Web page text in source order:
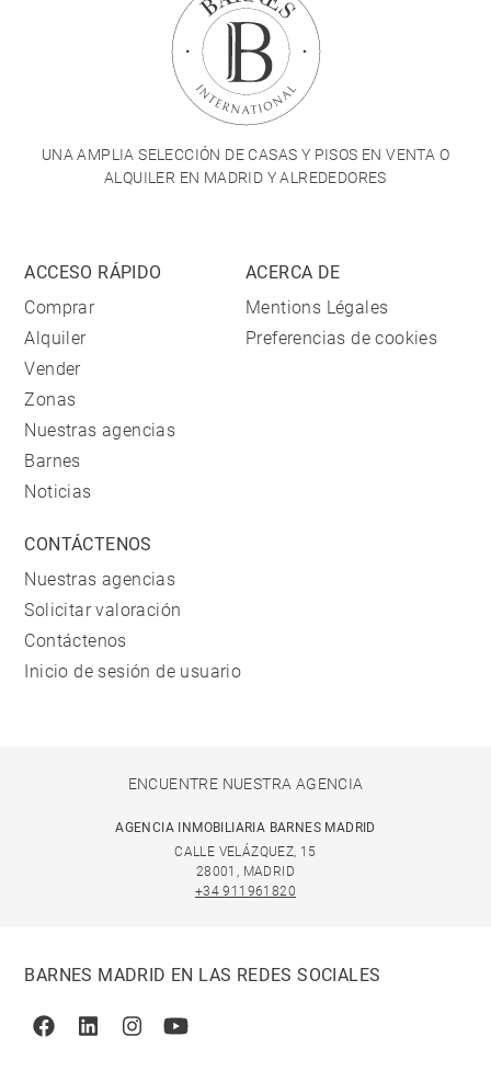
UNA AMPLIA SELECCIÓN DE CASAS Y PISOS EN VENTA O
ALQUILER EN MADRID Y ALREDEDORES
ACCESO RÁPIDO
Comprar
Alquiler
Vender
Zonas
Nuestras agencias
Barnes
Noticias
ACERCA DE
Mentions Légales
Preferencias de cookies
CONTÁCTENOS
Nuestras agencias
Solicitar valoración
Contáctenos
Inicio de sesión de usuario
ENCUENTRE NUESTRA AGENCIA
AGENCIA INMOBILIARIA BARNES MADRID
CALLE VELÁZQUEZ, 15
28001, MADRID
+34 911961820
BARNES MADRID EN LAS REDES SOCIALES
FacebookLinkedinInstagramYoutube